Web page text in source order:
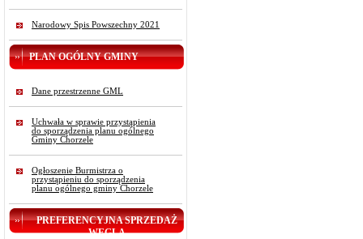
Narodowy Spis Powszechny 2021
PLAN OGÓLNY GMINY
Dane przestrzenne GML
Uchwała w sprawie przystąpienia
do sporządzenia planu ogólnego
Gminy Chorzele
Ogłoszenie Burmistrza o
przystąpieniu do sporządzenia
planu ogólnego gminy Chorzele
PREFERENCYJNA SPRZEDAŻ
WĘGLA